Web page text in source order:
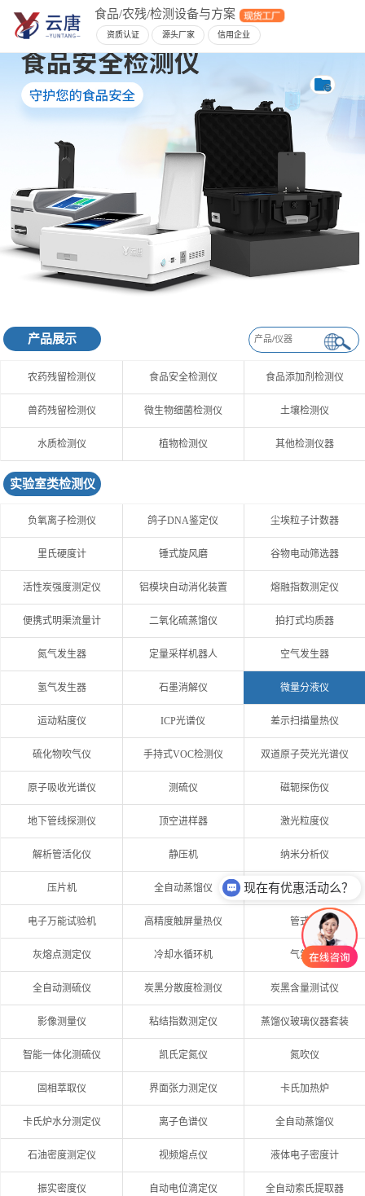
食品/农残/检测设备与方案
资质认证 源头厂家 信用企业
产品展示
农药残留检测仪 食品安全检测仪 食品添加剂检测仪
兽药残留检测仪 微生物细菌检测仪 土壤检测仪
水质检测仪 植物检测仪 其他检测仪器
实验室类检测仪
负氧离子检测仪 鸽子DNA鉴定仪 尘埃粒子计数器
里氏硬度计 锤式旋风磨 谷物电动筛选器
活性炭强度测定仪 铝模块自动消化装置 熔融指数测定仪
便携式明渠流量计 二氧化硫蒸馏仪 拍打式均质器
氮气发生器 定量采样机器人 空气发生器
氢气发生器 石墨消解仪 微量分液仪
运动粘度仪 ICP光谱仪 差示扫描量热仪
硫化物吹气仪 手持式VOC检测仪 双道原子荧光光谱仪
原子吸收光谱仪 测硫仪 磁轭探伤仪
地下管线探测仪 顶空进样器 激光粒度仪
解析管活化仪 静压机 纳米分析仪
压片机 全自动蒸馏仪 自动电位滴定仪
电子万能试验机 高精度触屏量热仪 管式炉
灰熔点测定仪 冷却水循环机 气氛炉
全自动测硫仪 炭黑分散度检测仪 炭黑含量测试仪
影像测量仪 粘结指数测定仪 蒸馏仪玻璃仪器套装
智能一体化测硫仪 凯氏定氮仪 氮吹仪
固相萃取仪 界面张力测定仪 卡氏加热炉
卡氏炉水分测定仪 离子色谱仪 全自动蒸馏仪
石油密度测定仪 视频熔点仪 液体电子密度计
振实密度仪 自动电位滴定仪 全自动索氏提取器
现在有优惠活动么？